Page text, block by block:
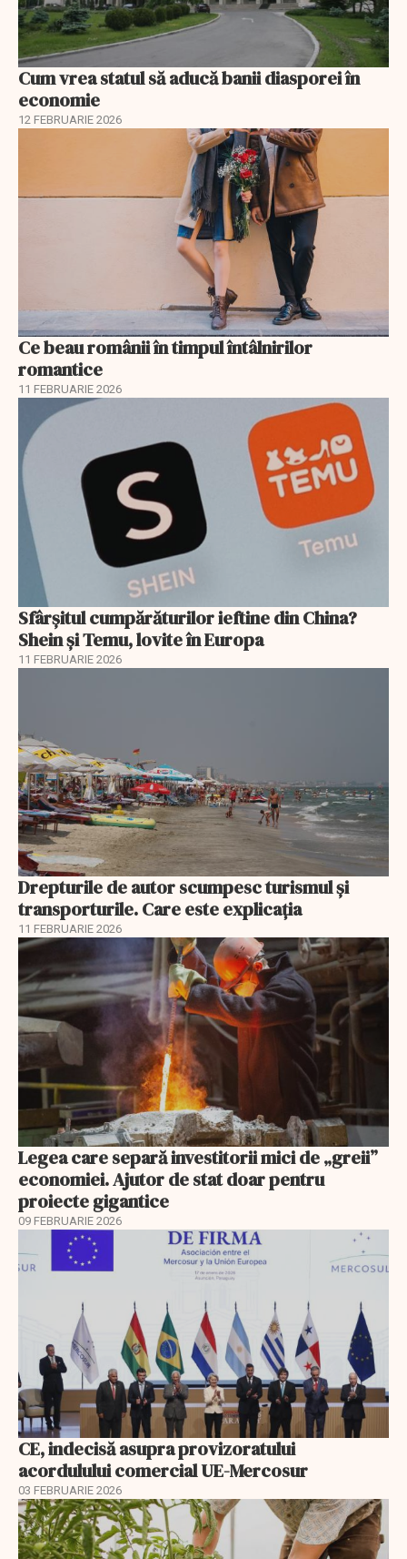
Cum vrea statul să aducă banii diasporei în
economie
12 FEBRUARIE 2026
Ce beau românii în timpul întâlnirilor
romantice
11 FEBRUARIE 2026
Sfârșitul cumpărăturilor ieftine din China?
Shein și Temu, lovite în Europa
11 FEBRUARIE 2026
Drepturile de autor scumpesc turismul și
transporturile. Care este explicația
11 FEBRUARIE 2026
Legea care separă investitorii mici de „greii”
economiei. Ajutor de stat doar pentru
proiecte gigantice
09 FEBRUARIE 2026
CE, indecisă asupra provizoratului
acordulului comercial UE-Mercosur
03 FEBRUARIE 2026